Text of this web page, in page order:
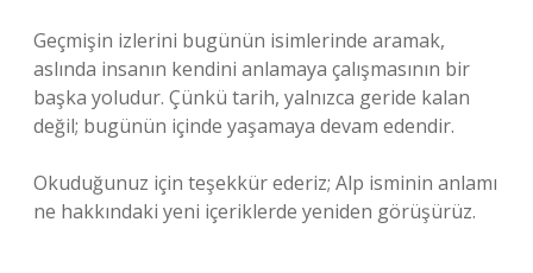
Geçmişin izlerini bugünün isimlerinde aramak,
aslında insanın kendini anlamaya çalışmasının bir
başka yoludur. Çünkü tarih, yalnızca geride kalan
değil; bugünün içinde yaşamaya devam edendir.
Okuduğunuz için teşekkür ederiz; Alp isminin anlamı
ne hakkındaki yeni içeriklerde yeniden görüşürüz.